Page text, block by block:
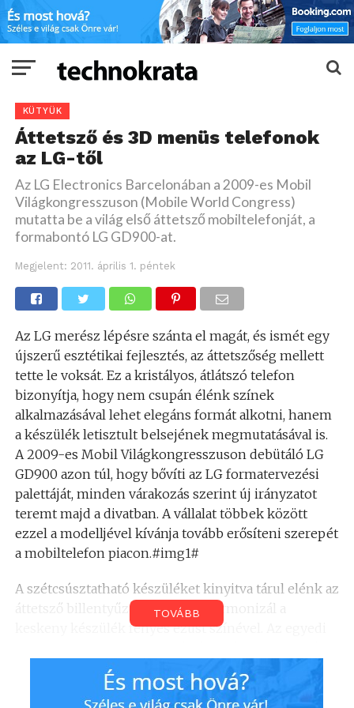
KÜTYÜK
Áttetsző és 3D menüs telefonok
az LG-től
Az LG Electronics Barcelonában a 2009-es Mobil
Világkongresszuson (Mobile World Congress)
mutatta be a világ első áttetsző mobiltelefonját, a
formabontó LG GD900-at.
Megjelent: 2011. április 1. péntek
Az LG merész lépésre szánta el magát, és ismét egy
újszerű esztétikai fejlesztés, az áttetszőség mellett
tette le voksát. Ez a kristályos, átlátszó telefon
bizonyítja, hogy nem csupán élénk színek
alkalmazásával lehet elegáns formát alkotni, hanem
a készülék letisztult belsejének megmutatásával is.
A 2009-es Mobil Világkongresszuson debütáló LG
GD900 azon túl, hogy bővíti az LG formatervezési
palettáját, minden várakozás szerint új irányzatot
teremt majd a divatban. A vállalat többek között
ezzel a modelljével kívánja tovább erősíteni szerepét
a mobiltelefon piacon.#img1#
A szétcsúsztatható készüléket kinyitva tárul elénk az
áttetsző billentyűzet, amely jól harmonizál a
keskeny készülék fényes ezüst színével. Az egyedi
minden fontos funkciójával ellátta a modellt, ezen
felül pedig kifejezetten ehhez a mobiltelefonhoz
TOVÁBB